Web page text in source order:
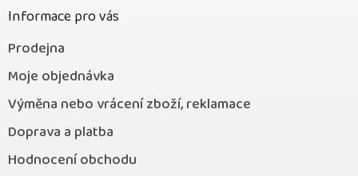
Informace pro vás
Prodejna
Moje objednávka
Výměna nebo vrácení zboží, reklamace
Doprava a platba
Hodnocení obchodu